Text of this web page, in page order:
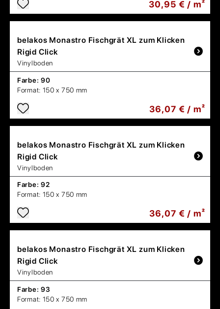
30,95 € / m²
belakos Monastro Fischgrät XL zum Klicken
Rigid Click
Vinylboden
Farbe: 90
Format: 150 x 750 mm
36,07 € / m²
belakos Monastro Fischgrät XL zum Klicken
Rigid Click
Vinylboden
Farbe: 92
Format: 150 x 750 mm
36,07 € / m²
belakos Monastro Fischgrät XL zum Klicken
Rigid Click
Vinylboden
Farbe: 93
Format: 150 x 750 mm